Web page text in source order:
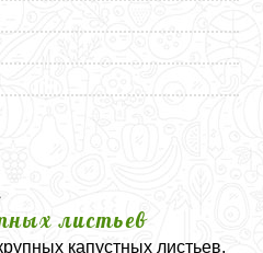
листьев
капустных листьев.